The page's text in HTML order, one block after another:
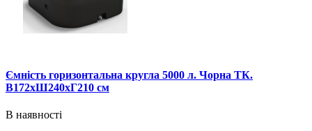
Ємність горизонтальна кругла 5000 л. Чорна ТК.
В172хШ240хГ210 см
В наявності